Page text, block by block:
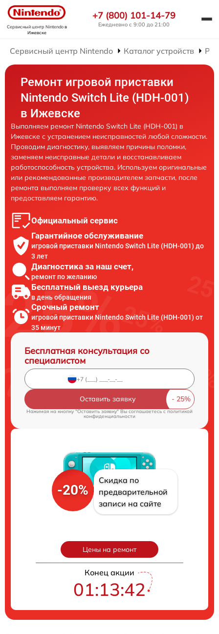
Сервисный центр Nintendoв
Ижевске
+7 (800) 101-14-79
Ежедневно с 9:00 до 21:00
Сервисный центр Nintendo Каталог устройств
Ремонт игровой приставки
Nintendo Switch Lite (HDH-001)
в Ижевске
Выполняем ремонт Nintendo Switch Lite (HDH-001) в
Ижевске с устранением неисправностей любой сложности.
Проводим диагностику, выявляем причины поломки,
заменяем неисправные детали и восстанавливаем
работоспособность устройства. Используем оригинальные
или рекомендованные производителем запчасти, после
ремонта выполняем проверку всех функций и
предоставляем гарантию.
Официальный сервис
Гарантийное обслуживание
игровой приставки Nintendo Switch Lite (HDH-001) до
3 лет
Диагностика за наш счет,
ремонт по желанию
Бесплатный выезд курьера
в день обращения
Срочный ремонт
игровой приставки Nintendo Switch Lite (HDH-001) от
35 минут
Бесплатная консультация со
специалистом
Оставить заявку
Нажимая на кнопку "Оставить заявку" Вы соглашаетесь c политикой
конфиденциальности
-20%
Скидка по
предварительной
записи на сайте
Цены на ремонт
Конец акции
01:13:41